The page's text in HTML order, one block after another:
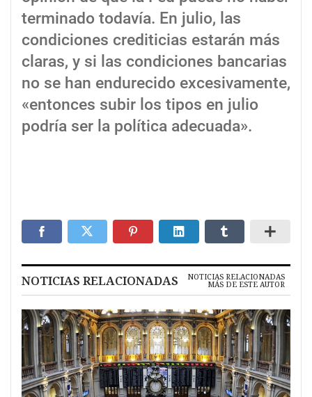
terminado todavía. En julio, las
condiciones crediticias estarán más
claras, y si las condiciones bancarias
no se han endurecido excesivamente,
«entonces subir los tipos en julio
podría ser la política adecuada».
NOTICIAS RELACIONADAS NOTICIAS RELACIONADAS
MÁS DE ESTE AUTOR